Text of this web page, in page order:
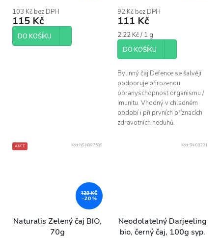
103 Kč bez DPH
115 Kč
DO KOŠÍKU
92 Kč bez DPH
111 Kč
Měrná
cena:
2,22 Kč / 1 g
DO KOŠÍKU
Bylinný čaj Defence se šalvějí
podporuje přirozenou
obranyschopnost organismu /
imunitu. Vhodný v chladném
období i při prvních příznacích
zdravotních neduhů.
AKCE
129 KČ
–20 %
Naturalis Zelený čaj BIO,
70g
Kód: NS-N087589
Neodolatelný Darjeeling
bio, černý čaj, 100g syp.
Kód: SN-00221